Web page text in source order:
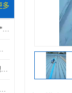
多
寮步专业房屋防水补漏公司*华展防水，值得信赖的选择
看现场 修不好不收费
万江防水补漏公司 专业治理各项建筑物渗漏水 精准选材 快速止水
东莞道滘专业防水补漏华展防水更专业，及时高效，五年质保